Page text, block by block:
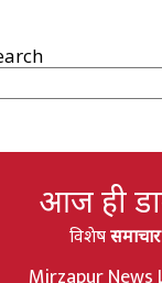
आज ही
विशेषसमाचार